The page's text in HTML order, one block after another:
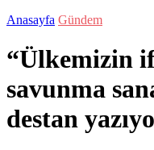
Anasayfa Gündem
“Ülkemizin
savunma
destan